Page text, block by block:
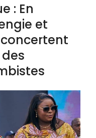
: En
et